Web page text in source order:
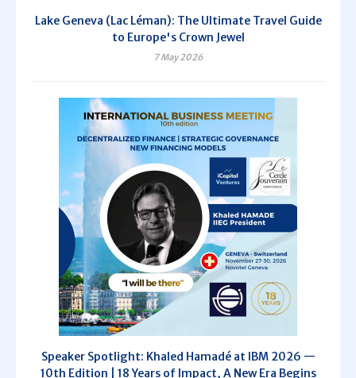
Lake Geneva (Lac Léman): The Ultimate Travel Guide
to Europe's Crown Jewel
7 May 2026
Speaker Spotlight: Khaled Hamadé at IBM 2026 —
10th Edition | 18 Years of Impact, A New Era Begins